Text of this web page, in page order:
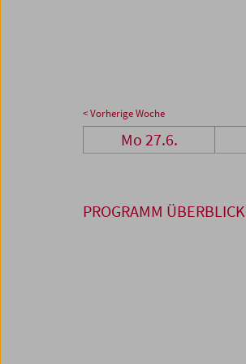
< Vorherige Woche
Mo 27.6.
PROGRAMM ÜBERBLICK